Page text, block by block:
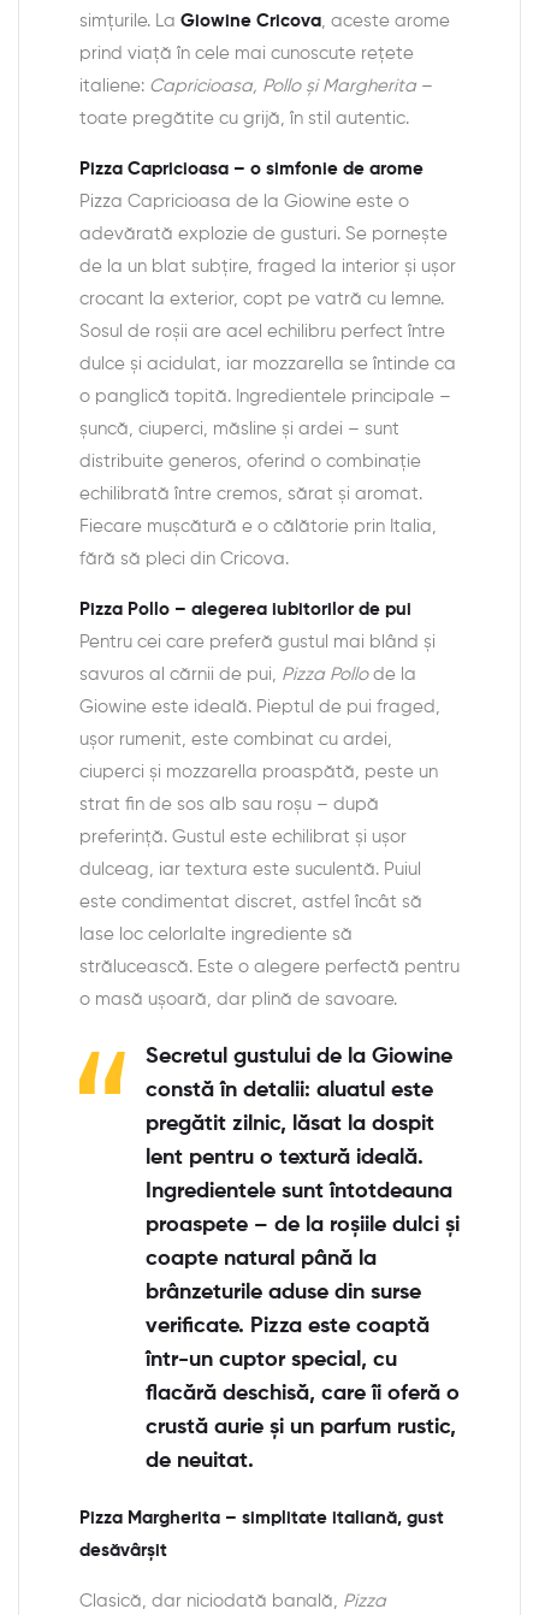
simțurile. La Giowine Cricova, aceste arome
prind viață în cele mai cunoscute rețete
italiene: Capricioasa, Pollo și Margherita –
toate pregătite cu grijă, în stil autentic.
Pizza Capricioasa – o simfonie de arome
Pizza Capricioasa de la Giowine este o
adevărată explozie de gusturi. Se pornește
de la un blat subțire, fraged la interior și ușor
crocant la exterior, copt pe vatră cu lemne.
Sosul de roșii are acel echilibru perfect între
dulce și acidulat, iar mozzarella se întinde ca
o panglică topită. Ingredientele principale –
șuncă, ciuperci, măsline și ardei – sunt
distribuite generos, oferind o combinație
echilibrată între cremos, sărat și aromat.
Fiecare mușcătură e o călătorie prin Italia,
fără să pleci din Cricova.
Pizza Pollo – alegerea iubitorilor de pui
Pentru cei care preferă gustul mai blând și
savuros al cărnii de pui, Pizza Pollode la
Giowine este ideală. Pieptul de pui fraged,
ușor rumenit, este combinat cu ardei,
ciuperci și mozzarella proaspătă, peste un
strat fin de sos alb sau roșu – după
preferință. Gustul este echilibrat și ușor
dulceag, iar textura este suculentă. Puiul
este condimentat discret, astfel încât să
lase loc celorlalte ingrediente să
strălucească. Este o alegere perfectă pentru
o masă ușoară, dar plină de savoare.
Secretul gustului de la Giowine
constă în detalii: aluatul este
pregătit zilnic, lăsat la dospit
lent pentru o textură ideală.
Ingredientele sunt întotdeauna
proaspete – de la roșiile dulci și
coapte natural până la
brânzeturile aduse din surse
verificate. Pizza este coaptă
într-un cuptor special, cu
flacără deschisă, care îi oferă o
crustă aurie și un parfum rustic,
de neuitat.
Pizza Margherita – simplitate italiană, gust
desăvârșit
Clasică, dar niciodată banală, Pizza